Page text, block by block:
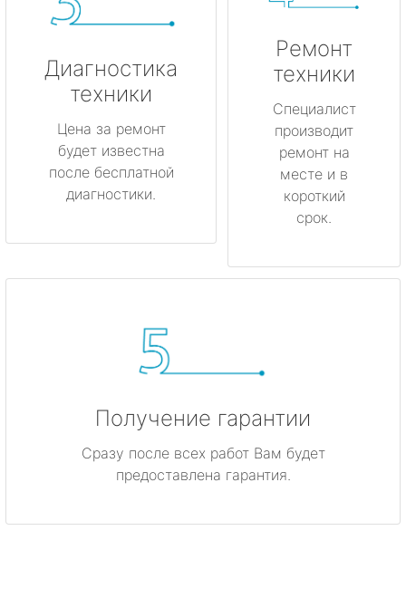
Диагностика
техники
Цена за ремонт
будет известна
после бесплатной
диагностики.
Ремонт
техники
Специалист
производит
ремонт на
месте и в
короткий
срок.
Получение гарантии
Сразу после всех работ Вам будет
предоставлена гарантия.